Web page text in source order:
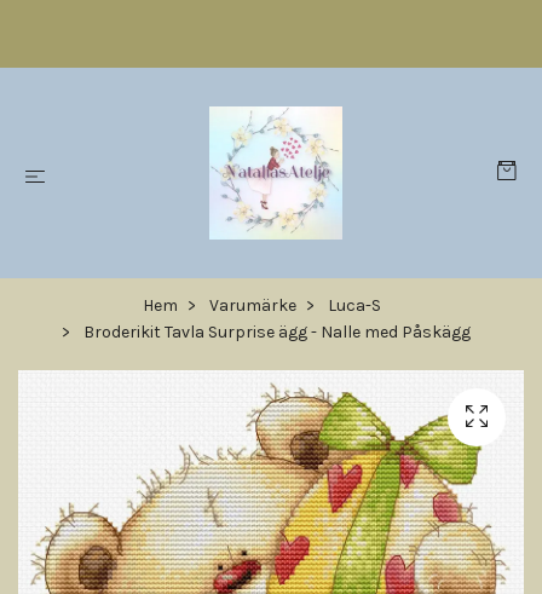
Hem Varumärke
Luca-S
Broderikit Tavla Surprise ägg - Nalle med Påskägg